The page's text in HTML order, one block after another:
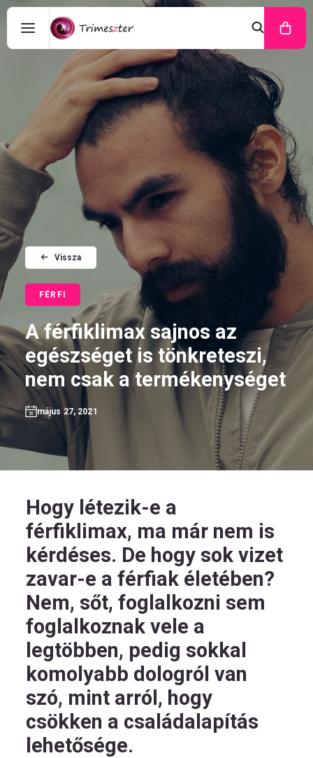
HU
Kövess
minket!
Vissza
FÉRFI
A férfiklimax sajnos az
egészséget is tönkreteszi,
nem csak a termékenységet
május 27, 2021
Hogy létezik-e a
férfiklimax, ma már nem is
kérdéses. De hogy sok vizet
zavar-e a férfiak életében?
Nem, sőt, foglalkozni sem
foglalkoznak vele a
legtöbben, pedig sokkal
komolyabb dologról van
szó, mint arról, hogy
csökken a családalapítás
lehetősége.